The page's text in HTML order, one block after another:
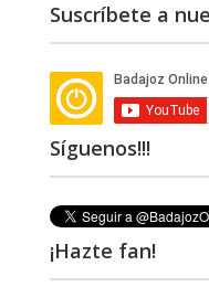
Suscríbete a
Síguenos!!!
¡Hazte fan!